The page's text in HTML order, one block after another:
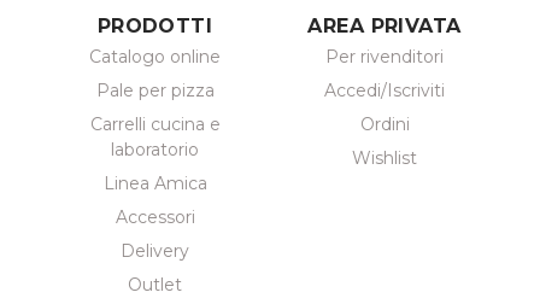
PRODOTTI
Catalogo online
Pale per pizza
Carrelli cucina e
laboratorio
Linea Amica
Accessori
Delivery
Outlet
AREA PRIVATA
Per rivenditori
Accedi/Iscriviti
Ordini
Wishlist